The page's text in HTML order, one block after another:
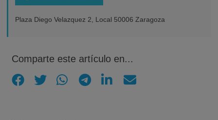
Plaza Diego Velazquez 2, Local 50006 Zaragoza
Comparte este artículo en...